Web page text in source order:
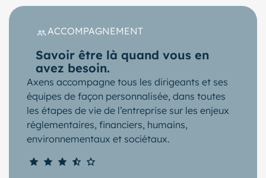
ACCOMPAGNEMENT
Savoir être là quand vous en
avez besoin.
Axens accompagne tous les dirigeants et ses
équipes de façon personnalisée, dans toutes
les étapes de vie de l’entreprise sur les enjeux
réglementaires, financiers, humains,
environnementaux et sociétaux.